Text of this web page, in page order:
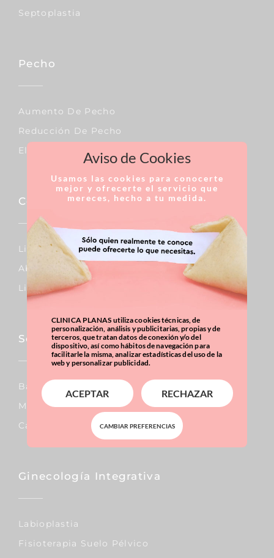
Septoplastia
Pecho
Aumento De Pecho
Reducción De Pecho
Elevación De Pecho
Corporal
Lipo Vaser
Abdominoplastia
Liposucción
Sobrepeso & Obesidad
Balón Gástrico
Manga Gástrica
Calculadora IMC
Ginecología Integrativa
Labioplastia
Fisioterapia Suelo Pélvico
Aviso de Cookies
Usamos las cookies para conocerte
mejor y ofrecerte el servicio que
mereces, hecho a tu medida.
CLINICA PLANAS utiliza cookies técnicas, de
personalización, análisis y publicitarias, propias y de
terceros, que tratan datos de conexión y/o del
dispositivo, así como hábitos de navegación para
facilitarle la misma, analizar estadísticas del uso de la
web y personalizar publicidad.
ACEPTAR RECHAZAR
CAMBIAR PREFERENCIAS